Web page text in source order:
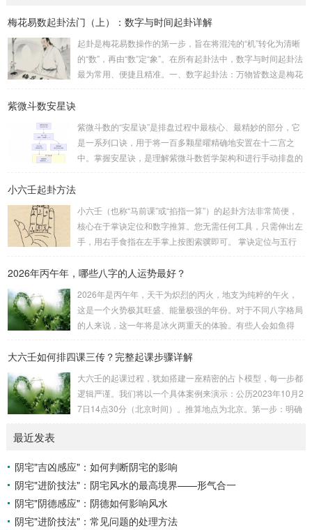
梅花易数起卦法门（上）：数字与时间起卦详解
起卦是梅花易数操作的第一步，旨在将混沌的“机”转化为清晰
的“数”，再由“数”定“象”。在所有起卦法中，数字与时间起卦法
最为常用、便捷且精准。一、数字起卦法：万物皆数这是梅花
卦。如果数字是偶数位，则前后平分；如果是奇数位，则前部
分比后部分少一位。例如，数字 256：前一位 2 为上卦后两
位...
紫微斗数安星诀
紫微斗数的“安星诀”是排盘过程中最核心、最精妙的部分，它
是一系列口诀，用于将一百多颗星曜精确地安置在十二宫之
中。掌握安星诀，是理解紫微斗数哲学架构和进行手动排盘的
赖关系，可以清晰地通过下图展现：二、 核心安星诀详解1.
安紫微星诀（定帝星）这是所有安星的第一步，至关重要。口
诀：紫微天机星逆行，隔一阳武天同行，...
小六壬起卦方法
小六壬（也称“马前课”或“掐指一算”）的起卦方法非常简便，
核心在于掌诀定位和数字推算。您无需任何工具，只需伸出左
手，用右手食指在左手掌上按图索骥即可。 掌诀定位与五行
吉。留连：位于食指指尖，属水，玄武，主数2、7、8，凶。
口：位于无名指指尖，属金，白虎，主数4、1、2，凶。小
吉：位于无名指根部，属木，六合，主数5、3、8，吉。空
亡：位于中指根部，属土，勾陈，...
2026年丙午年，哪些八字的人运势最好？
2026年是丙午年，天干为炽烈的丙火，地支为纯粹的午火，
这是一个火势极其旺盛、能量极强的年份。对于不同八字格局
的人来说，这一年将是冰火两重天的体验。有些人会如鱼得
理：吉凶在于平衡与需求八字讲究五行平衡与“喜用神”。喜用
26年丙午，是火力全开的一年。因此：八字命局中“喜火”、“用
火”的人，等于得到了天地最强能量的帮助，犹如天降神助，
运势自然一飞冲天。八字命局中“忌火”的人...
大六壬如何排四课三传？完整起课步骤详解
大六壬的起课过程，犹如搭建一座精密的占卜模型，每一步都
逻辑严谨。我们将以一个具体案例来演示：公历2023年10月2
7日14点30分（北京时间）。推算地点为北京。第一步：明确
你需要：一张空白的天地盘（内含十二地支）、月将、当天日
干日支。第二步：核心步骤——排四课四课是“三传”之母，此
步必须精准。1. 定月将（布“天盘”的...
最近发表
阴宅"吉凶感应"：如何判断阴宅的影响
阴宅"进阶技法"：阴宅风水的最高境界——形气合一
阴宅"阴德感应"：阴德如何影响风水
阴宅"进阶技法"：常见问题的处理方法